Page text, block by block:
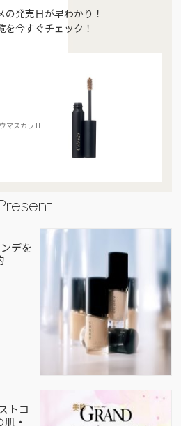
の発売日が早わかり！
を今すぐチェック！
マスカラ H
デを
トコ
・